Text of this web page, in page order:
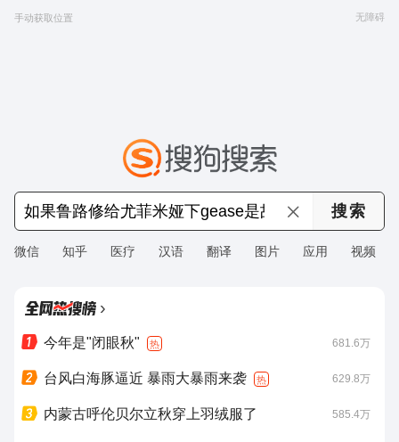
手动获取位置 无障碍
微信 知乎 医疗 汉语 翻译 图片 应用 视频
›
今年是"闭眼秋" 热 681.6万
台风白海豚逼近 暴雨大暴雨来袭 热 629.8万
内蒙古呼伦贝尔立秋穿上羽绒服了 585.4万